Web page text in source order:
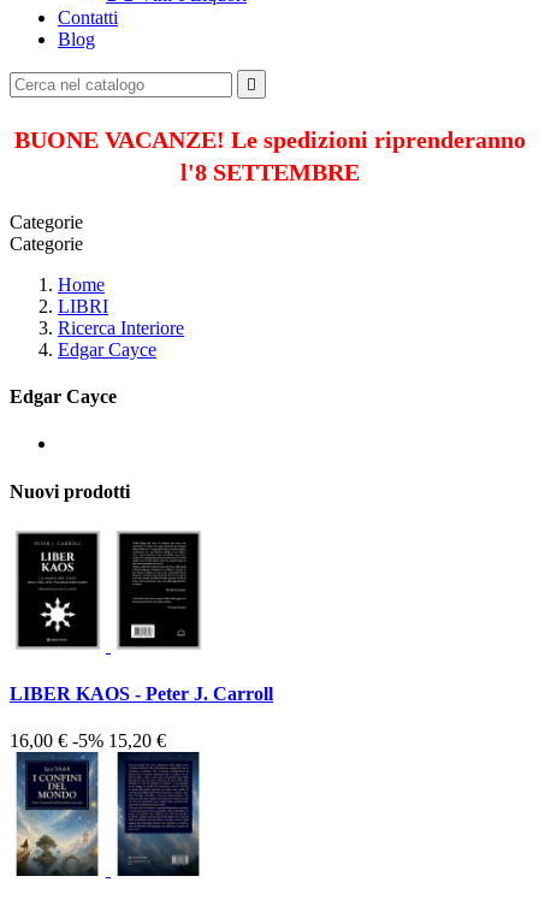
Contatti
Blog

BUONE VACANZE! Le spedizioni riprenderanno
l'8 SETTEMBRE
Categorie
Categorie
Home
LIBRI
Ricerca Interiore
Edgar Cayce
Edgar Cayce
Nuovi prodotti
LIBER KAOS - Peter J. Carroll
16,00 € -5% 15,20 €